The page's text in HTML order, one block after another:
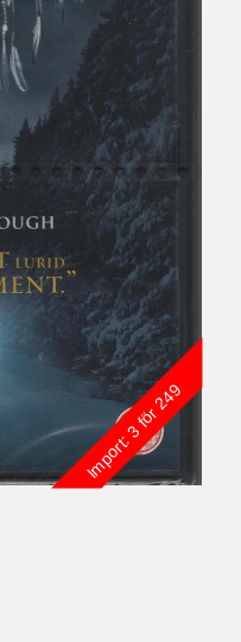
Import: 3 för 249